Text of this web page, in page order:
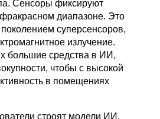
Сенсоры фиксируют
диапазоне. Это
суперсенсоров,
излучение.
большие средства в ИИ,
чтобы с высокой
в помещениях
строят модели ИИ,